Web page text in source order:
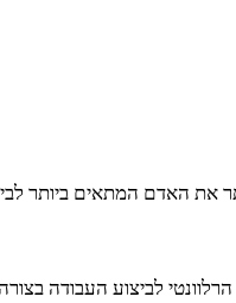
את האדם המתאים
לביצוע העבודה